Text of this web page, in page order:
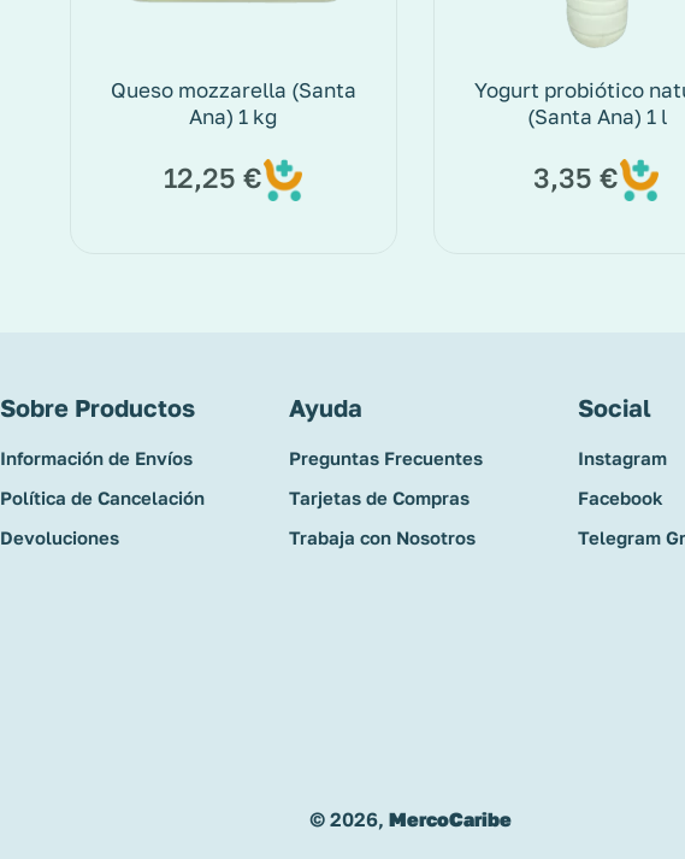
Queso mozzarella (Santa
Ana) 1 kg
12,25 €
Yogurt probiótico
(Santa Ana) 1 l
3,35€
Sobre Productos
Información de Envíos
Política de Cancelación
Devoluciones
Ayuda
Preguntas Frecuentes
Tarjetas de Compras
Trabaja con Nosotros
Social
Instagram
Facebook
Telegram
© 2026, MercoCaribe